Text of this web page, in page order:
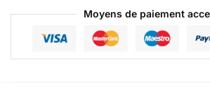
Moyens de paiement